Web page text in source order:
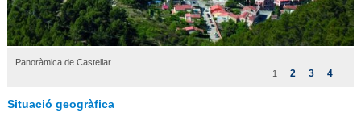
Panoràmica de Castellar
1
2 3 4
Situació geogràfica